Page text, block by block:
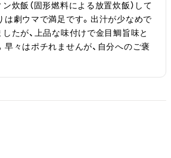
炊飯（固形燃料による放置炊飯）して
は劇ウマで満足です。出汁が少なめで
したが、上品な味付けで金目鯛旨味と
早々はポチれませんが、自分へのご褒